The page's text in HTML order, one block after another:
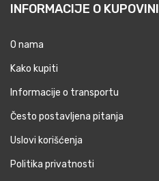
INFORMACIJE O KUPOVINI
O nama
Kako kupiti
Informacije o transportu
Često postavljena pitanja
Uslovi korišćenja
Politika privatnosti